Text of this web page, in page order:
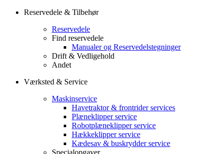
Reservedele & Tilbehør
Reservedele
Find reservedele
Manualer og Reservedelstegninger
Drift & Vedligehold
Andet
Værksted & Service
Maskinservice
Havetraktor & frontrider services
Plæneklipper service
Robotplæneklipper service
Hækkeklipper service
Kædesav & buskrydder service
Specialopgaver